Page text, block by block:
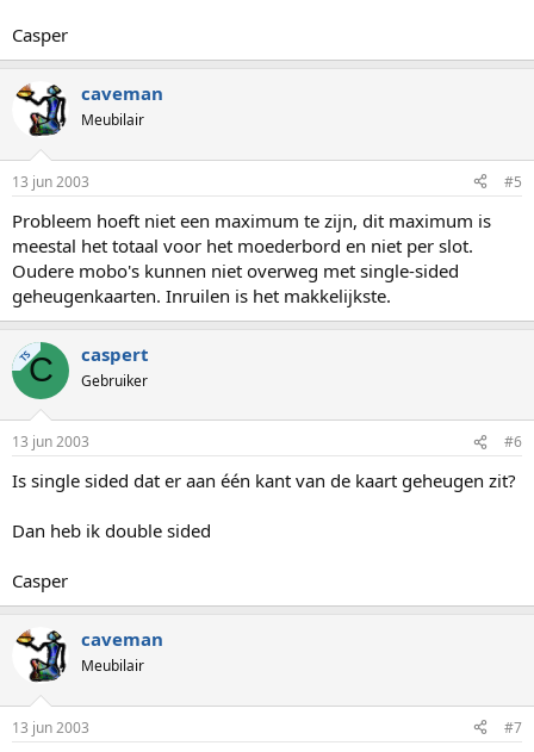
Casper
caveman
Meubilair
13 jun 2003 #5
Probleem hoeft niet een maximum te zijn, dit maximum is
meestal het totaal voor het moederbord en niet per slot.
Oudere mobo's kunnen niet overweg met single-sided
geheugenkaarten. Inruilen is het makkelijkste.
TSC caspert
Gebruiker
13 jun 2003 #6
Is single sided dat er aan één kant van de kaart geheugen zit?
Dan heb ik double sided
Casper
caveman
Meubilair
13 jun 2003 #7